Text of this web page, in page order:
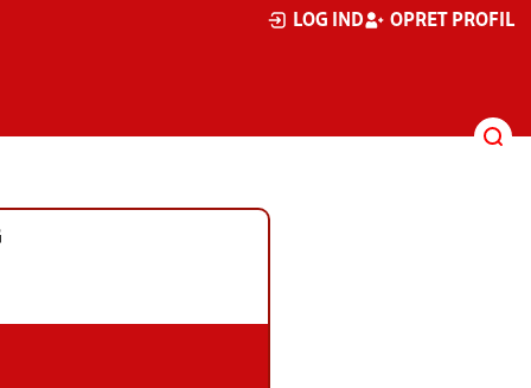
LOG IND OPRET PROFIL